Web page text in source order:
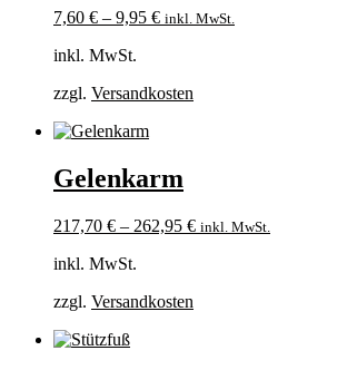
7,60 € – 9,95 € inkl. MwSt.
inkl. MwSt.
zzgl. Versandkosten
Gelenkarm
217,70 € – 262,95 € inkl. MwSt.
inkl. MwSt.
zzgl. Versandkosten